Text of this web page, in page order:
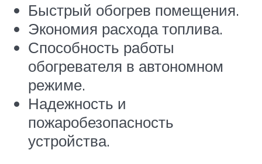
Быстрый обогрев помещения.
Экономия расхода топлива.
Способность работы
обогревателя в автономном
режиме.
Надежность и
пожаробезопасность
устройства.